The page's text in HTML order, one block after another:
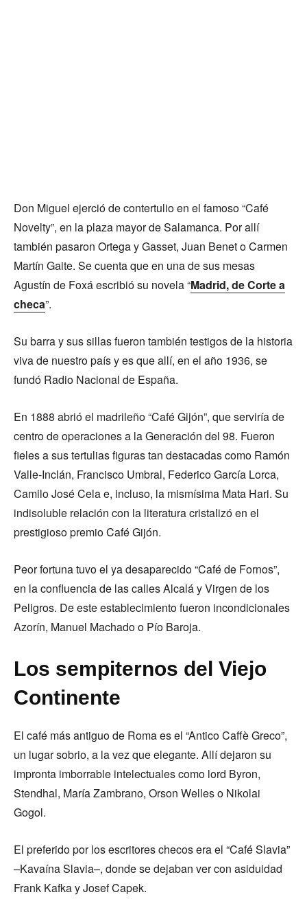
Don Miguel ejerció de contertulio en el famoso “Café
Novelty”, en la plaza mayor de Salamanca. Por allí
también pasaron Ortega y Gasset, Juan Benet o Carmen
Martín Gaite. Se cuenta que en una de sus mesas
Agustín de Foxá escribió su novela “Madrid, de Corte a
checa”.
Su barra y sus sillas fueron también testigos de la historia
viva de nuestro país y es que allí, en el año 1936, se
fundó Radio Nacional de España.
En 1888 abrió el madrileño “Café Gijón”, que serviría de
centro de operaciones a la Generación del 98. Fueron
fieles a sus tertulias figuras tan destacadas como Ramón
Valle-Inclán, Francisco Umbral, Federico García Lorca,
Camilo José Cela e, incluso, la mismísima Mata Hari. Su
indisoluble relación con la literatura cristalizó en el
prestigioso premio Café Gijón.
Peor fortuna tuvo el ya desaparecido “Café de Fornos”,
en la confluencia de las calles Alcalá y Virgen de los
Peligros. De este establecimiento fueron incondicionales
Azorín, Manuel Machado o Pío Baroja.
Los sempiternos del Viejo
Continente
El café más antiguo de Roma es el “Antico Caffè Greco”,
un lugar sobrio, a la vez que elegante. Allí dejaron su
impronta imborrable intelectuales como lord Byron,
Stendhal, María Zambrano, Orson Welles o Nikolai
Gogol.
El preferido por los escritores checos era el “Café Slavia”
–Kavaína Slavia–, donde se dejaban ver con asiduidad
Frank Kafka y Josef Capek.